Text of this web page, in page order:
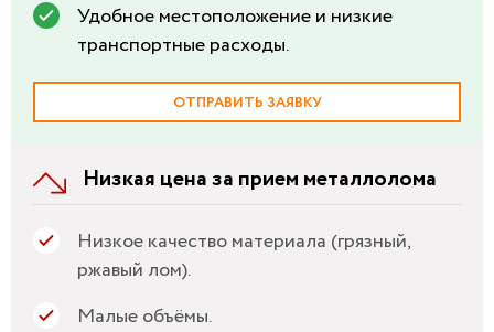
Удобное местоположение и низкие
транспортные расходы.
ОТПРАВИТЬ ЗАЯВКУ
Низкая цена за прием металлолома
Низкое качество материала (грязный,
ржавый лом).
Малые объёмы.